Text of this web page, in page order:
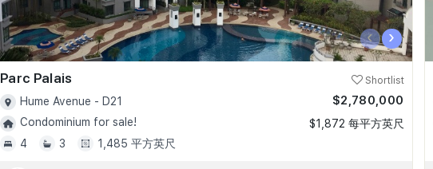
‹ ›
Parc Palais Shortlist
Hume Avenue - D21
Condominium for sale!
4
3 1,485 平方英尺
$2,780,000
$1,872 每平方英尺